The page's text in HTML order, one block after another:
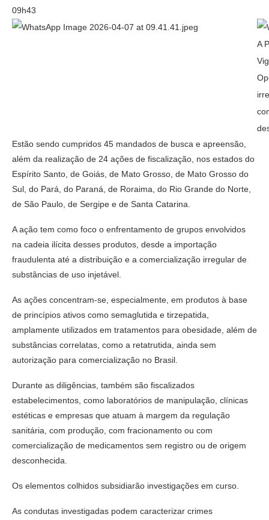
para
09h43
A
Estão sendo cumpridos 45 mandados de busca e apreensão,
além da realização de 24 ações de fiscalização, nos estados do
Espírito Santo, de Goiás, de Mato Grosso, de Mato Grosso do
Sul, do Pará, do Paraná, de Roraima, do Rio Grande do Norte,
de São Paulo, de Sergipe e de Santa Catarina.
A ação tem como foco o enfrentamento de grupos envolvidos
na cadeia ilícita desses produtos, desde a importação
fraudulenta até a distribuição e a comercialização irregular de
substâncias de uso injetável.
As ações concentram-se, especialmente, em produtos à base
de princípios ativos como semaglutida e tirzepatida,
amplamente utilizados em tratamentos para obesidade, além de
substâncias correlatas, como a retatrutida, ainda sem
autorização para comercialização no Brasil.
Durante as diligências, também são fiscalizados
estabelecimentos, como laboratórios de manipulação, clínicas
estéticas e empresas que atuam à margem da regulação
sanitária, com produção, com fracionamento ou com
comercialização de medicamentos sem registro ou de origem
desconhecida.
Os elementos colhidos subsidiarão investigações em curso.
As condutas investigadas podem caracterizar crimes